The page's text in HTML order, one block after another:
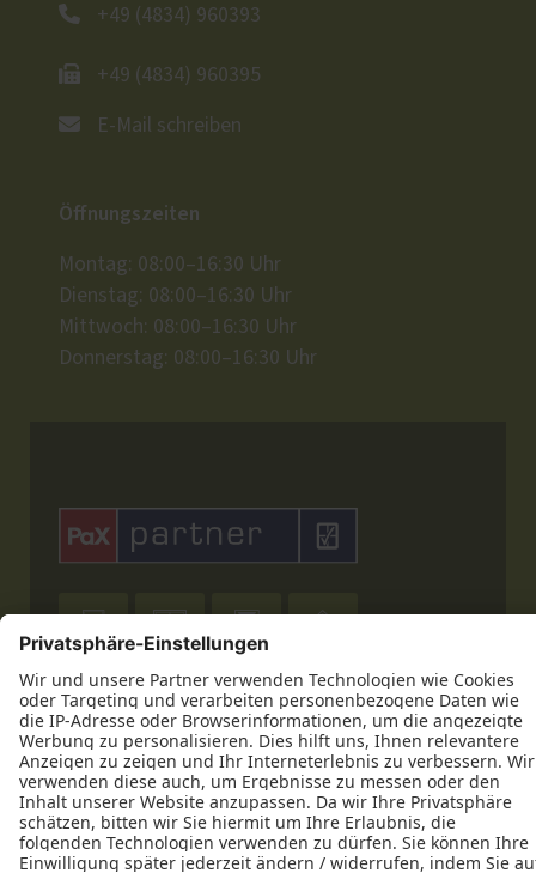
+49 (4834) 960393
+49 (4834) 960395
E-Mail schreiben
Öffnungszeiten
Montag: 08:00–16:30 Uhr
Dienstag: 08:00–16:30 Uhr
Mittwoch: 08:00–16:30 Uhr
Donnerstag: 08:00–16:30 Uhr
   
  